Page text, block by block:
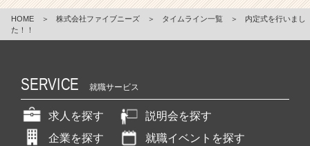
HOME ＞ 株式会社ファイブニーズ ＞ タイムライン一覧 ＞
内定式を行いまし
た！！
SERVICE 就職サービス
求人を探す
説明会を探す
企業を探す
就職イベントを探す